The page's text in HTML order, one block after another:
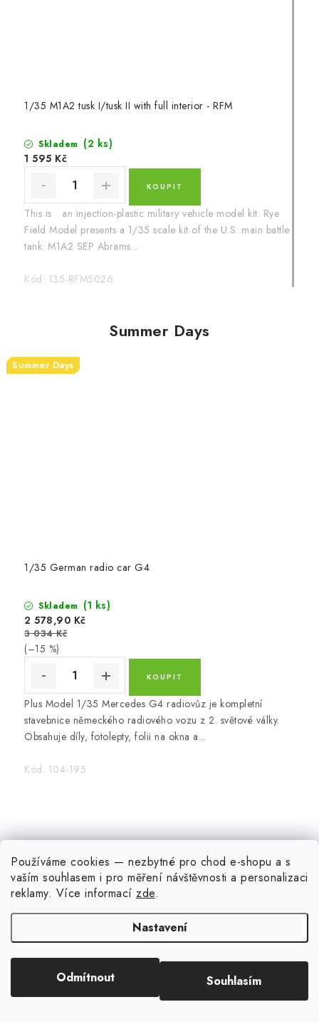
Používáme cookies — nezbytné pro chod e-shopu a s
vaším souhlasem i pro měření návštěvnosti a personalizaci
reklamy. Více informací zde.
Nastavení
Odmítnout Souhlasím
1/35 M1A2 tusk I/tusk II with full interior - RFM
Skladem (2 ks)
1 595 Kč
This is an injection-plastic military vehicle model kit. Rye
Field Model presents a 1/35 scale kit of the U.S. main battle
tank: M1A2 SEP Abrams...
Kód: 135-RFM5026
Summer Days
Summer Days
1/35 German radio car G4
Skladem (1 ks)
2 578,90 Kč
3 034 Kč
(–15 %)
Plus Model 1/35 Mercedes G4 radiovůz je kompletní
stavebnice německého radiového vozu z 2. světové války.
Obsahuje díly, fotolepty, folii na okna a...
Kód: 104-195
Summer Days
1/72 STARTER KIT US 1/4 Ton Truck & Trailer - Heller
Summer Days
Summer Days
Summer Days
Summer Days
Summer Days
Summer Days
Summer Days
Summer Days
Summer Days
Summer Days
Summer Days
Summer Days
Summer Days
Summer Days
Summer Days
Summer Days
Summer Days
Summer Days
Summer Days
Summer Days
Summer Days
Summer Days